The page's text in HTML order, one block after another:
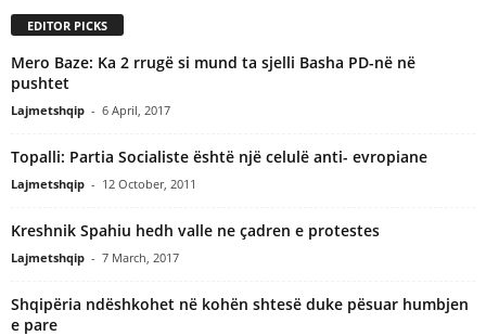
EDITOR PICKS
Mero Baze: Ka 2 rrugë si mund ta sjelli Basha PD-në në
pushtet
Lajmetshqip - 6 April, 2017
Topalli: Partia Socialiste është një celulë anti- evropiane
Lajmetshqip - 12 October, 2011
Kreshnik Spahiu hedh valle ne çadren e protestes
Lajmetshqip - 7 March, 2017
Shqipëria ndëshkohet në kohën shtesë duke pësuar humbjen
e pare